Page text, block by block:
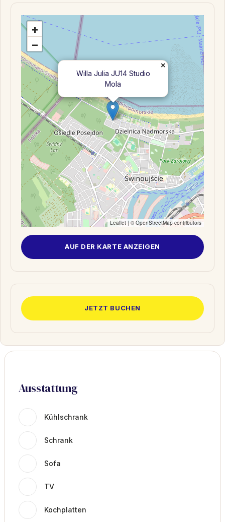
Willa Julia JU14 Studio
Mola
×
+
−
Leaflet | ©OpenStreetMap contributors
AUF DER KARTE ANZEIGEN
JETZT BUCHEN
Ausstattung
Kühlschrank
Schrank
Sofa
TV
Kochplatten